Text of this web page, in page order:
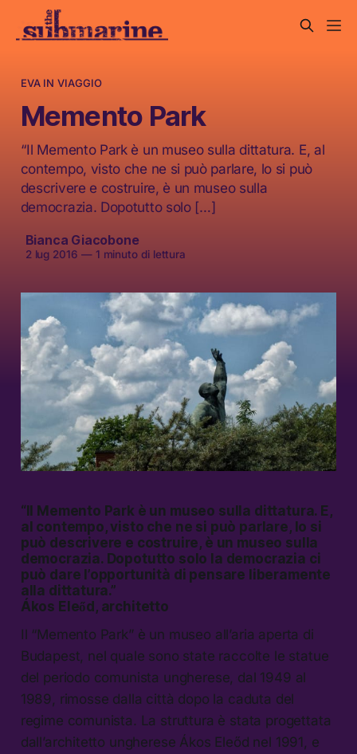
EVA IN VIAGGIO
Memento Park
“Il Memento Park è un museo sulla dittatura. E, al
contempo, visto che ne si può parlare, lo si può
descrivere e costruire, è un museo sulla
democrazia. Dopotutto solo […]
Bianca Giacobone
2 lug 2016 —1 minuto di lettura
“Il Memento Park è un museo sulla dittatura. E,
al contempo, visto che ne si può parlare, lo si
può descrivere e costruire, è un museo sulla
democrazia. Dopotutto solo la democrazia ci
può dare l’opportunità di pensare liberamente
alla dittatura.”
Ákos Eleőd, architetto
Il “Memento Park” è un museo all’aria aperta di
Budapest, nel quale sono state raccolte le statue
del periodo comunista ungherese, dal 1949 al
1989, rimosse dalla città dopo la caduta del
regime comunista. La struttura è stata progettata
dall’architetto ungherese Ákos Eleőd nel 1991, e